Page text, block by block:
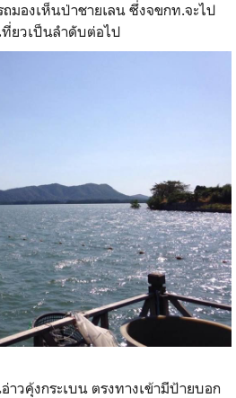
มองเห็นป่าชายเลน ซึ่งจขกท.จะไป
ที่ยวเป็นลำดับต่อไป
าวคุ้งกระเบน ตรงทางเข้ามีป้ายบอก